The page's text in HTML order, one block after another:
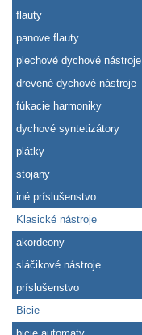
flauty
panove flauty
plechové dychové nástroje
drevené dychové nástroje
fúkacie harmoniky
dychové syntetizátory
plátky
stojany
iné príslušenstvo
Klasické nástroje
akordeony
sláčikové nástroje
príslušenstvo
Bicie